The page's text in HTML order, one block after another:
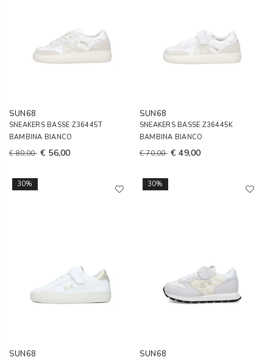
SUN68
SNEAKERS BASSE Z36445T
BAMBINA BIANCO
€ 80,00 € 56,00
SUN68
SNEAKERS BASSE Z36445K
BAMBINA BIANCO
€ 70,00 € 49,00
30%
SUN68
30%
SUN68